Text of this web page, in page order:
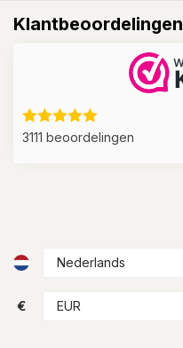
Klantbeoordelingen
3111 beoordelingen
€